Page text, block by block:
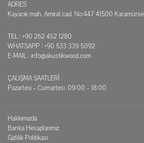
ADRES
Kayacık mah. Amiral cad. No:447 41500
TEL : +90 262 452 1280
WHATSAPP : +90 533 339 5092
E-MAIL : info@akustikwood.com
ÇALIŞMA SAATLERİ
Pazartesi – Cumartesi 09:00 – 18:00
Hakkımızda
Banka Hesaplarımız
Gizlilik Politikası